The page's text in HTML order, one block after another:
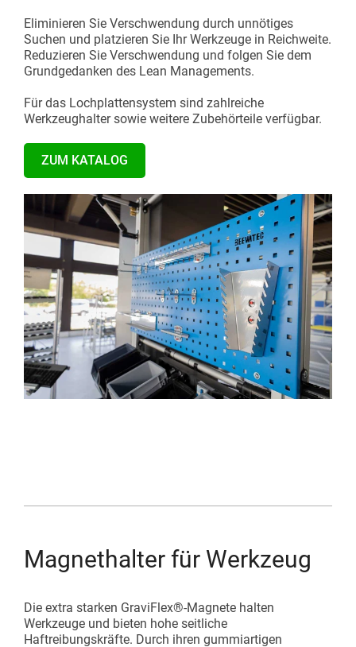
Eliminieren Sie Verschwendung durch unnötiges
Suchen und platzieren Sie Ihr Werkzeuge in Reichweite.
Reduzieren Sie Verschwendung und folgen Sie dem
Grundgedanken des Lean Managements.
Für das Lochplattensystem sind zahlreiche
Werkzeughalter sowie weitere Zubehörteile verfügbar.
ZUM KATALOG
Magnethalter für Werkzeug
Die extra starken GraviFlex®-Magnete halten
Werkzeuge und bieten hohe seitliche
Haftreibungskräfte. Durch ihren gummiartigen